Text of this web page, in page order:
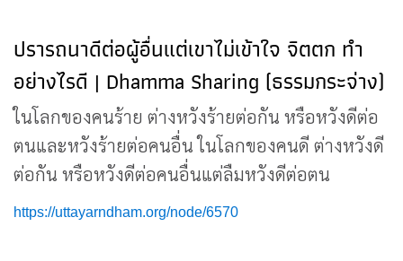
ปรารถนาดีต่อผู้อื่นแต่เขาไม่เข้าใจ จิตตก ทำ
อย่างไรดี | Dhamma Sharing (ธรรมกระจ่าง)
ในโลกของคนร้าย ต่างหวังร้ายต่อกัน หรือหวังดีต่อ
ตนและหวังร้ายต่อคนอื่น ในโลกของคนดี ต่างหวังดี
ต่อกัน หรือหวังดีต่อคนอื่นแต่ลืมหวังดีต่อตน
https://uttayarndham.org/node/6570